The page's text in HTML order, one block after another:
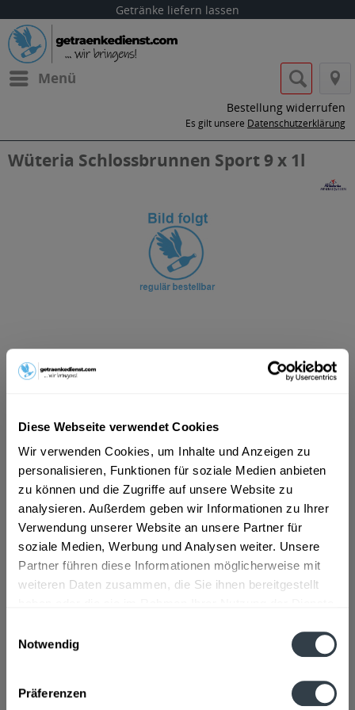
Diese Webseite verwendet Cookies
Wir verwenden Cookies, um Inhalte und Anzeigen zu
personalisieren, Funktionen für soziale Medien anbieten
zu können und die Zugriffe auf unsere Website zu
analysieren. Außerdem geben wir Informationen zu Ihrer
Verwendung unserer Website an unsere Partner für
soziale Medien, Werbung und Analysen weiter. Unsere
Partner führen diese Informationen möglicherweise mit
weiteren Daten zusammen, die Sie ihnen bereitgestellt
Notwendig
Präferenzen
Getränke liefern lassen
Menü
Bestellung widerrufen
Es gilt unsere Datenschutzerklärung
Wüteria Schlossbrunnen Sport 9 x 1l
inkl. MwSt.ggf. zzgl. Erschwerniszuschlag
Vorrätig
MEHRWEG
+3,75 € Pfand
In den Warenkorb
Artikel-Nr.:
35193
Verfügbar in:
mehr
Flaschengröße: